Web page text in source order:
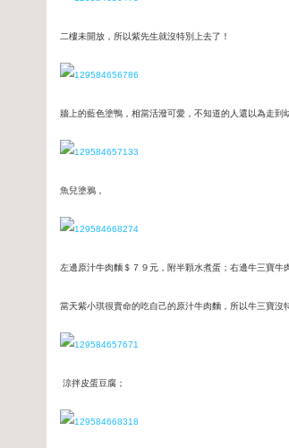
二樓未開放，所以紫先生就沒特別上去了！
牆上的藍色塗鴨，相當活潑可愛，不知道的人還以為走到
魚兒塗鴉，
左邊原汁牛肉麵＄７９元，附半顆水煮蛋；右邊牛三寶牛
當天紫小琪很賣命的吃自己的原汁牛肉麵，所以牛三寶沒
涼拌皮蛋豆腐；